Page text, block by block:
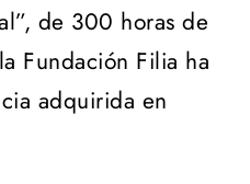
de 300 horas de
Fundación Filia ha
adquirida en